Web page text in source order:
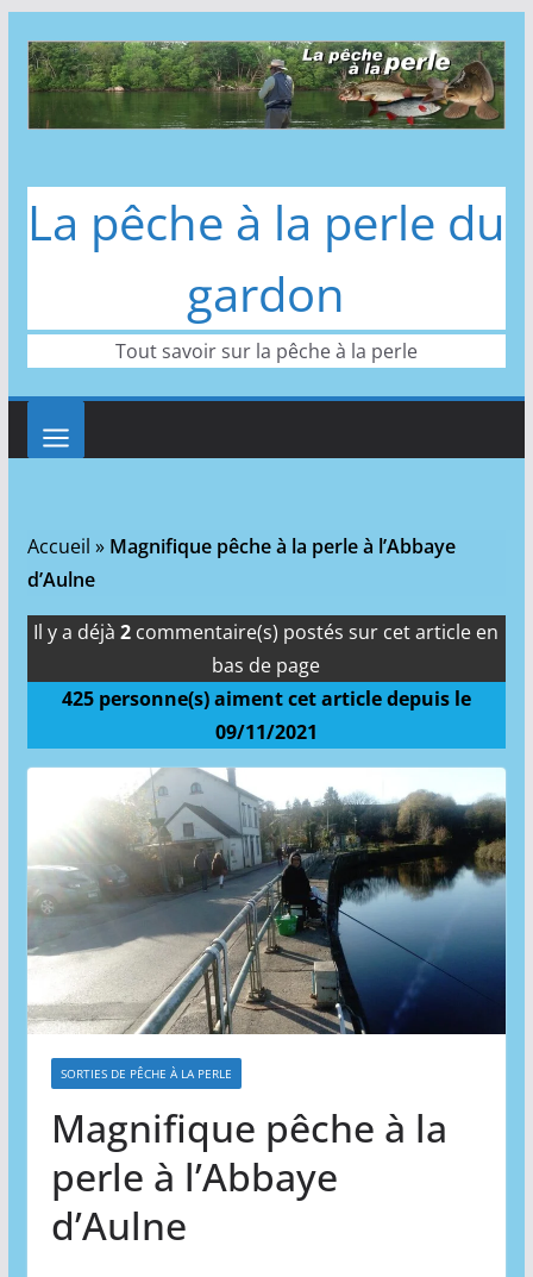
au
contenu
La pêche à la perle du
gardon
Tout savoir sur la pêche à la perle
Accueil » Magnifique pêche à la perle à l’Abbaye
d’Aulne
Il y a déjà2 commentaire(s) postés sur cet article en
bas de page
425personne(s) aiment cet article depuis le
09/11/2021
SORTIES DE PÊCHE À LA PERLE
Magnifique pêche à la
perle à l’Abbaye
d’Aulne